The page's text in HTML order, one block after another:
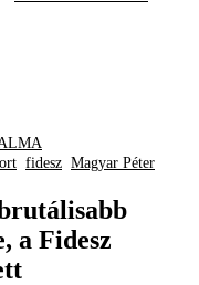
fidesz Magyar Péter
a Fidesz